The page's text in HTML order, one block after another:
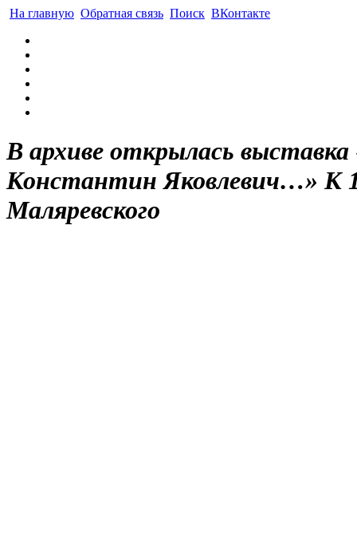
На главную Обратная связь Поиск ВКонтакте
В архиве открылась
Константин Яковлевич…» К
Маляревского